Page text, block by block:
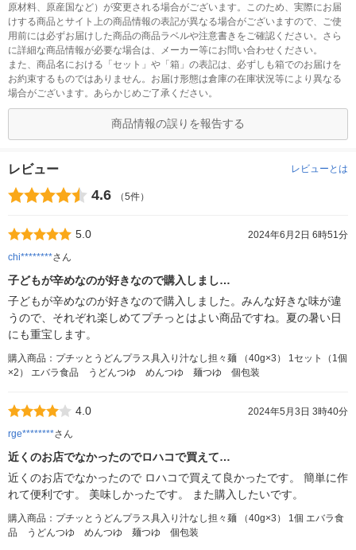
原材料、原産国など）が変更される場合がございます。このため、実際にお届
けする商品とサイト上の商品情報の表記が異なる場合がございますので、ご使
用前には必ずお届けした商品の商品ラベルや注意書きをご確認ください。さら
に詳細な商品情報が必要な場合は、メーカー等にお問い合わせください。
また、商品名における「セット」や「箱」の表記は、必ずしも箱でのお届けを
お約束するものではありません。お届け形態は倉庫の在庫状況等により異なる
場合がございます。あらかじめご了承ください。
商品情報の誤りを報告する
レビュー レビューとは
4.6 （5件）
5.0
2024年6月2日 6時51分
chi********さん
子どもが辛めなのが好きなので購入しまし…
子どもが辛めなのが好きなので購入しました。みんな好きな味が違
うので、それぞれ楽しめてプチっとはよい商品ですね。夏の暑い日
にも重宝します。
購入商品：プチッとうどんプラス具入り汁なし担々麺 （40g×3） 1セット（1個
×2） エバラ食品 うどんつゆ めんつゆ 麺つゆ 個包装
4.0
2024年5月3日 3時40分
rge********さん
近くのお店でなかったのでロハコで買えて…
近くのお店でなかったので ロハコで買えて良かったです。 簡単に作
れて便利です。 美味しかったです。 また購入したいです。
購入商品：プチッとうどんプラス具入り汁なし担々麺 （40g×3） 1個 エバラ食
品 うどんつゆ めんつゆ 麺つゆ 個包装